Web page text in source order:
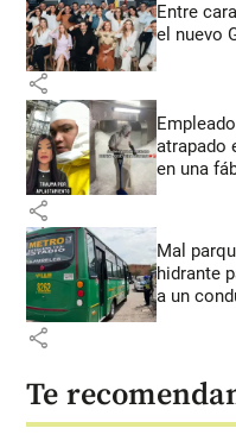
Entre
el nuevo
share
atrapado
en una
share
Mal
hidrante
a un
share
Te